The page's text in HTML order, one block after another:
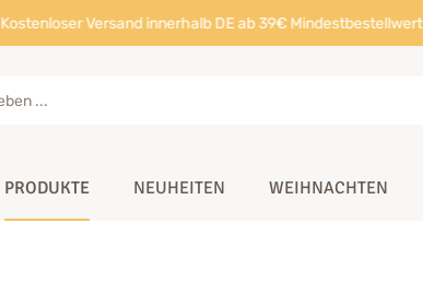
Kostenloser Versand innerhalb DE ab 39€ Mindestbestellwert
PRODUKTE NEUHEITEN WEIHNACHTEN